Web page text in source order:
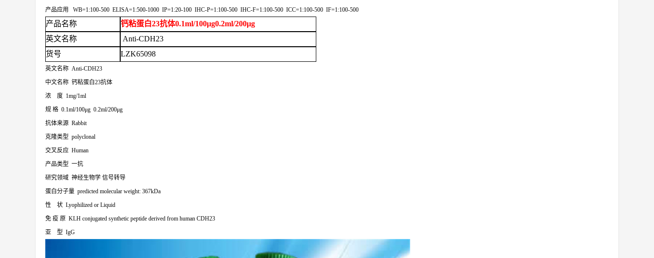
产品应用
WB=1:100-500 ELISA=1:500-1000 IP=1:20-100 IHC-P=1:100-500 IHC-F=1:100-500 ICC=1:100-500 IF=1:100-500
产品名称
钙粘蛋白23抗体0.1ml/100μg0.2ml/200μg
英文名称
Anti-CDH23
货号
LZK65098
英文名称 Anti-CDH23
中文名称 钙粘蛋白23抗体
浓
度 1mg/1ml
规 格 0.1ml/100μg 0.2ml/200μg
抗体来源 Rabbit
克隆类型 polyclonal
交叉反应 Human
产品类型 一抗
研究领域 神经生物学 信号转导
蛋白分子量 predicted molecular weight: 367kDa
性
状 Lyophilized or Liquid
免 疫 原 KLH conjugated synthetic peptide derived from human CDH23
亚
型 IgG